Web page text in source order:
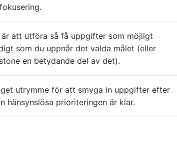
är att utföra så få uppgifter som möjligt
som du uppnår det valda målet (eller
en betydande del av det).
utrymme för att smyga in uppgifter efter
hänsynslösa prioriteringen är klar.